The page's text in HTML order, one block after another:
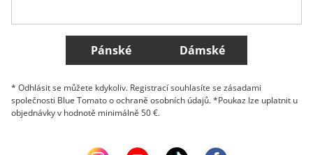
Všechny země
Pánské Dámské
* Odhlásit se můžete kdykoliv. Registrací souhlasíte se zásadami
společnosti Blue Tomato o ochraně osobních údajů. *Poukaz lze uplatnit u
objednávky v hodnotě minimálně 50 €.